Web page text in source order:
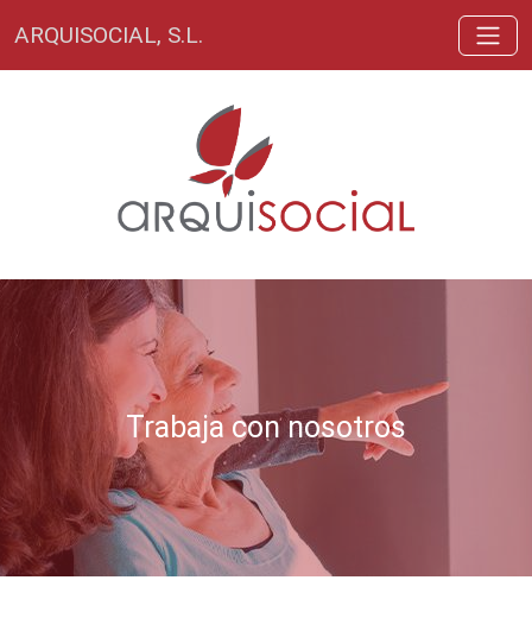
ARQUISOCIAL, S.L.
Trabaja con nosotros